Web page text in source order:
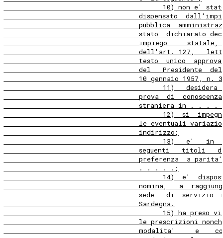
10) non e'
dispensato
pubblica
stato  dichiarato
impiego     statale,
dell'art. 127,
testo  unico
del   Presidente
10 gennaio 1957, n.
11)   desidera
prova  di
straniera in . . . .
12)  si
le eventuali
                                  indirizzo;
13)   e'   in
seguenti   titoli
preferenza  a
                                  . . . . .;
14)  e'
nomina,   a
sede   di  servizio
                                  Sardegna.
15) ha preso
le prescrizioni
modalita'     e